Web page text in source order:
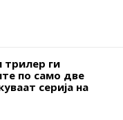
ги
по само две
серија на